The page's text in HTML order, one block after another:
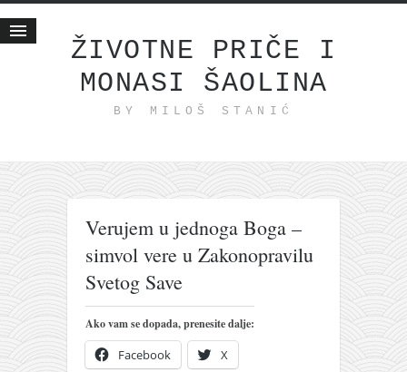
ŽIVOTNE PRIČE I
MONASI ŠAOLINA
BY MILOŠ STANIĆ
Životne priče
internet poslovanje
ishranom do zdravlja
moj haiku
momenti i mesta
bonus sadržaj
Svetlopis
zakonopravilo
Verujem u jednoga Boga –
simvol vere u Zakonopravilu
Svetog Save
Ako vam se dopada, prenesite dalje:
Facebook X